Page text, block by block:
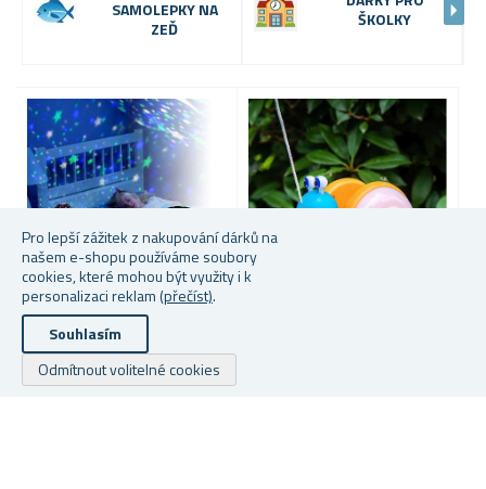
Pro lepší zážitek z nakupování dárků na
našem e-shopu používáme soubory
cookies, které mohou být využity i k
personalizaci reklam (přečíst).
Souhlasím
Odmítnout volitelné cookies
SAMOLEPKY NA
ZEĎ
ŠKOLKY
PROJEKTOR NOČNÍ
OBLOHY - DELUXE